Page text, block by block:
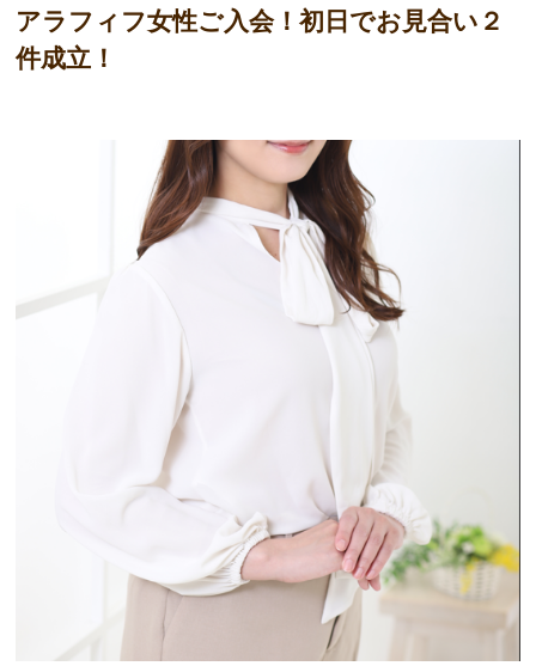
アラフィフ女性ご入会！初日でお見合い２
件成立！